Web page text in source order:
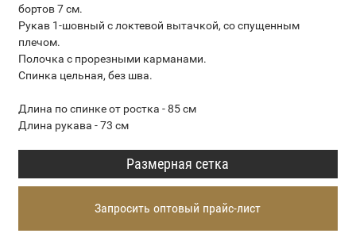
бортов 7 см.
Рукав 1-шовный с локтевой вытачкой, со спущенным
плечом.
Полочка с прорезными карманами.
Спинка цельная, без шва.
Длина по спинке от ростка - 85 см
Длина рукава - 73 см
Размерная сетка
Запросить оптовый прайс-лист